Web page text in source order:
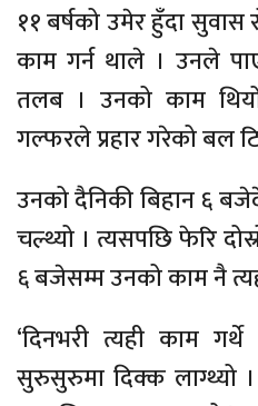
११ बर्षको उमेर हुँदा
काम गर्न थाले । उनले
तलब । उनको काम
गल्फरले प्रहार गरेको बल
उनको दैनिकी बिहान ६
चल्थ्यो । त्यसपछि फेरि
६ बजेसम्म उनको काम नै
‘दिनभरी त्यही काम
सुरुसुरुमा दिक्क लाग्थ्यो